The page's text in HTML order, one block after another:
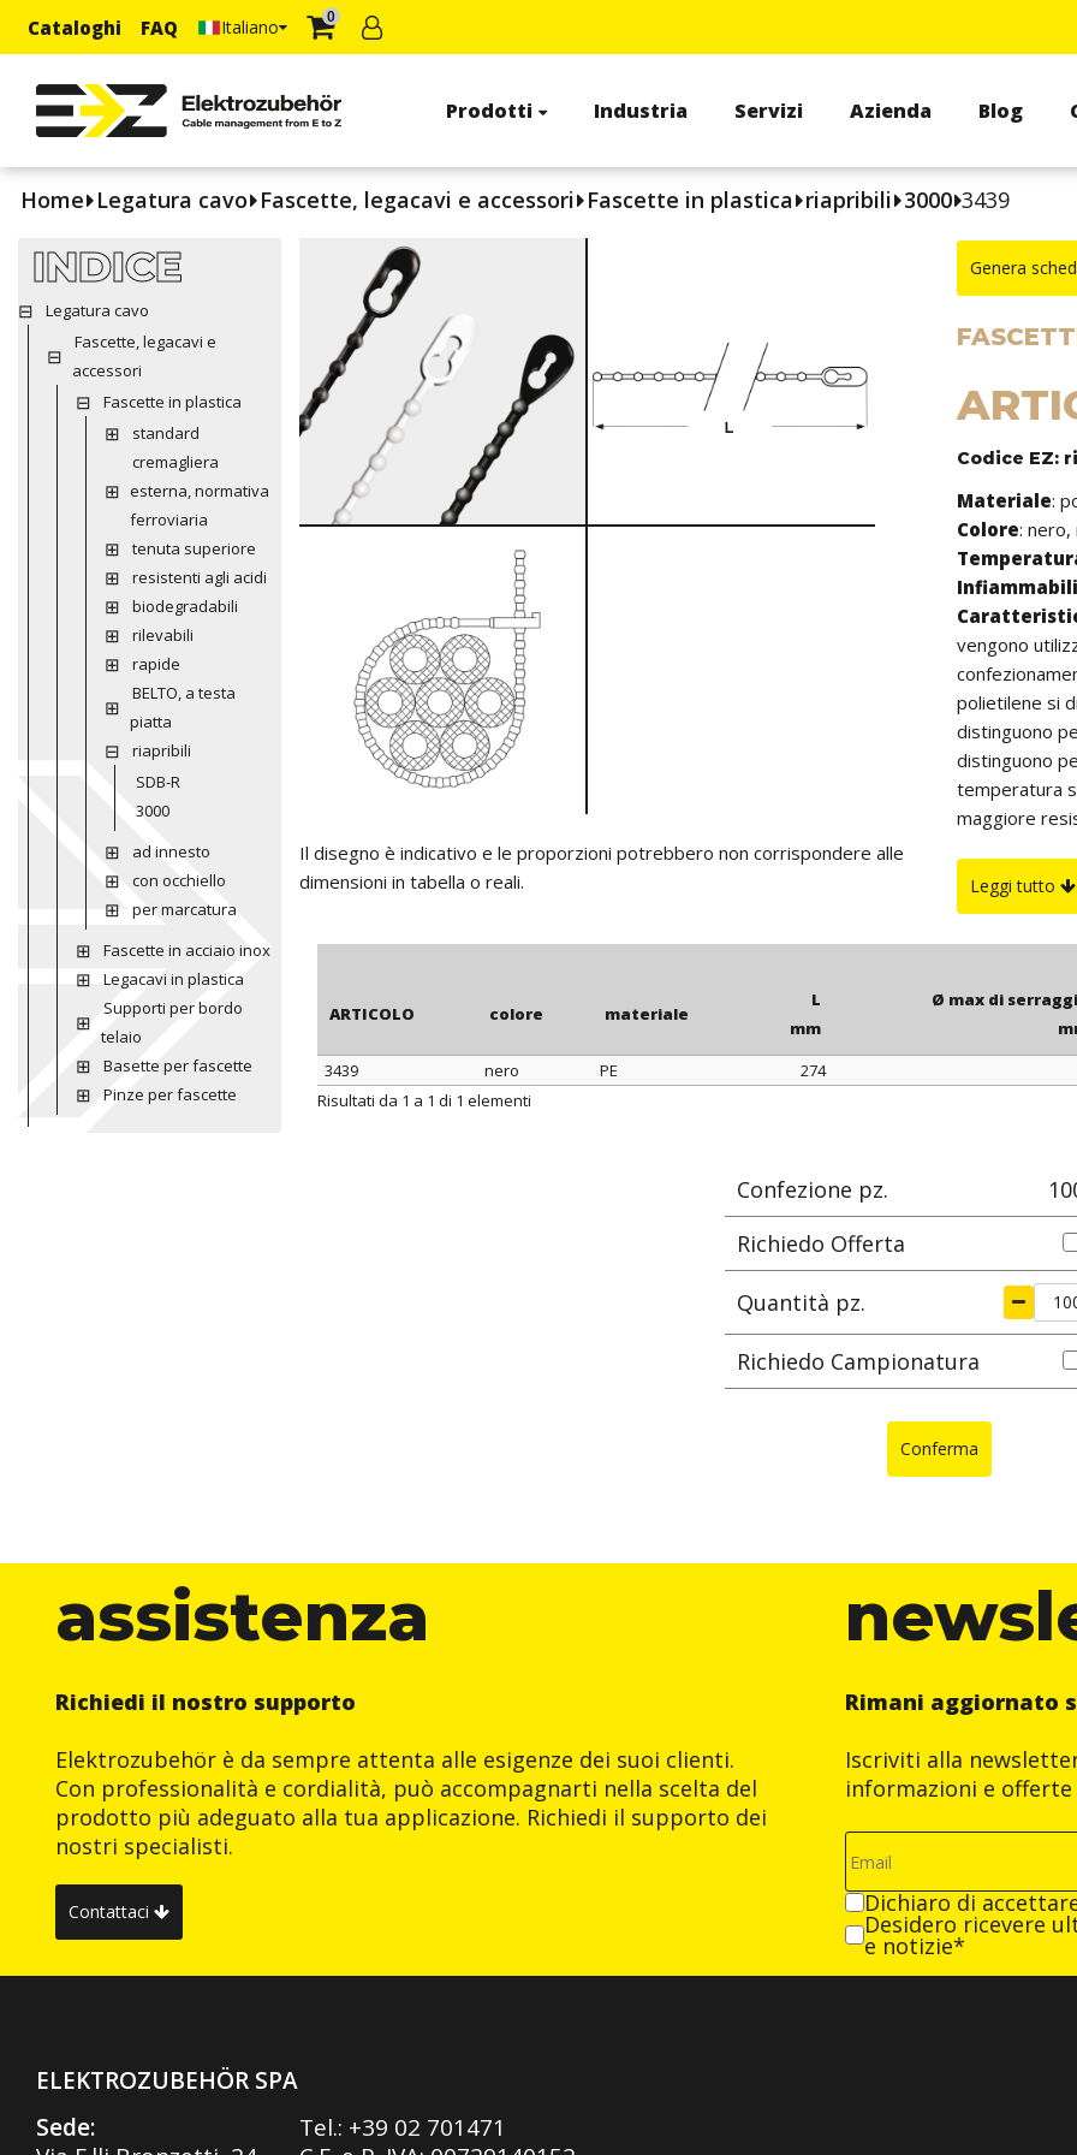
Cataloghi FAQ Italiano 0
Prodotti Industria Servizi Azienda Blog
Home Legatura cavo Fascette, legacavi e accessori Fascette in plastica riapribili 3000 3439
INDICE
Legatura cavo
Fascette, legacavi e
accessori
Fascette in plastica
standard
cremagliera
esterna, normativa
ferroviaria
tenuta superiore
resistenti agli acidi
biodegradabili
rilevabili
rapide
BELTO, a testa
piatta
riapribili
SDB-R
3000
ad innesto
con occhiello
per marcatura
Fascette in acciaio inox
Legacavi in plastica
Supporti per bordo
telaio
Basette per fascette
Pinze per fascette
Il disegno è indicativo e le proporzioni potrebbero non corrispondere alle
dimensioni in tabella o reali.
Genera
Codice EZ:
Materiale:
Colore: nero,
vengono
polietilene si
distinguono
distinguono
temperatura
maggiore
Su richiesta
fornite in
Leggi tutto
ARTICOLO colore materiale
L
mm
Ø max di
ARTICOLO colore
3439 nero PE 274
Risultati da 1 a 1 di 1 elementi
Confezione pz.
Richiedo Offerta
Quantità pz.
Richiedo Campionatura
Conferma
assistenza
Richiedi il nostro supporto
Elektrozubehör è da sempre attenta alle esigenze dei suoi clienti.
Con professionalità e cordialità, può accompagnarti nella scelta del
prodotto più adeguato alla tua applicazione. Richiedi il supporto dei
nostri specialisti.
Contattaci
Rimani aggiornato
Iscriviti alla
informazioni e
Dichiaro di
Desidero ricevere
e notizie*
ELEKTROZUBEHÖR SPA
Sede:
Tel.: +39 02 701471